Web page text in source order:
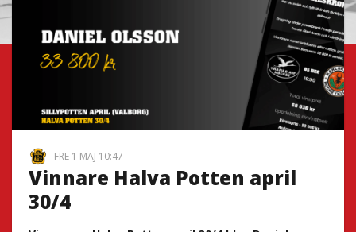
FRE 1 MAJ 10:47
Vinnare Halva Potten april
30/4